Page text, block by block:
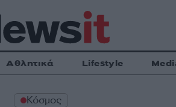
Αθλητικά Lifestyle
Κόσμος